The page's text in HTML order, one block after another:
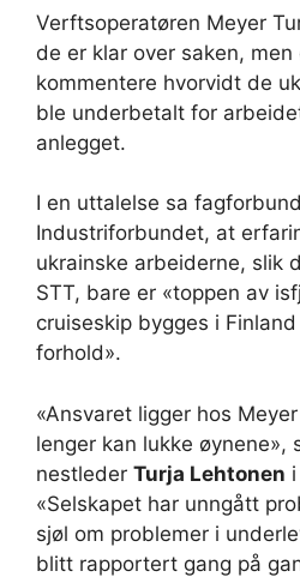
Verftsoperatøren Meyer
de er klar over saken, men
kommentere hvorvidt de
ble underbetalt for
anlegget.
I en uttalelse sa
Industriforbundet, at
ukrainske arbeiderne, slik
STT, bare er «toppen av
cruiseskip bygges i
forhold».
«Ansvaret ligger hos
lenger kan lukke øynene»,
nestleder Turja Lehtonen
«Selskapet har unngått
sjøl om problemer i
blitt rapportert gang på